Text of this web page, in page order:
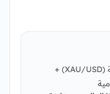
أسعار الذهب العالمية (XAU/USD) +